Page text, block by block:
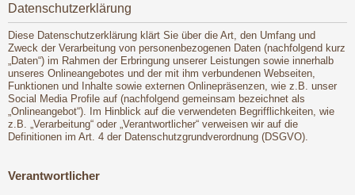
Datenschutzerklärung
Diese Datenschutzerklärung klärt Sie über die Art, den Umfang und
Zweck der Verarbeitung von personenbezogenen Daten (nachfolgend kurz
„Daten“) im Rahmen der Erbringung unserer Leistungen sowie innerhalb
unseres Onlineangebotes und der mit ihm verbundenen Webseiten,
Funktionen und Inhalte sowie externen Onlinepräsenzen, wie z.B. unser
Social Media Profile auf (nachfolgend gemeinsam bezeichnet als
„Onlineangebot“). Im Hinblick auf die verwendeten Begrifflichkeiten, wie
z.B. „Verarbeitung“ oder „Verantwortlicher“ verweisen wir auf die
Definitionen im Art. 4 der Datenschutzgrundverordnung (DSGVO).
Verantwortlicher